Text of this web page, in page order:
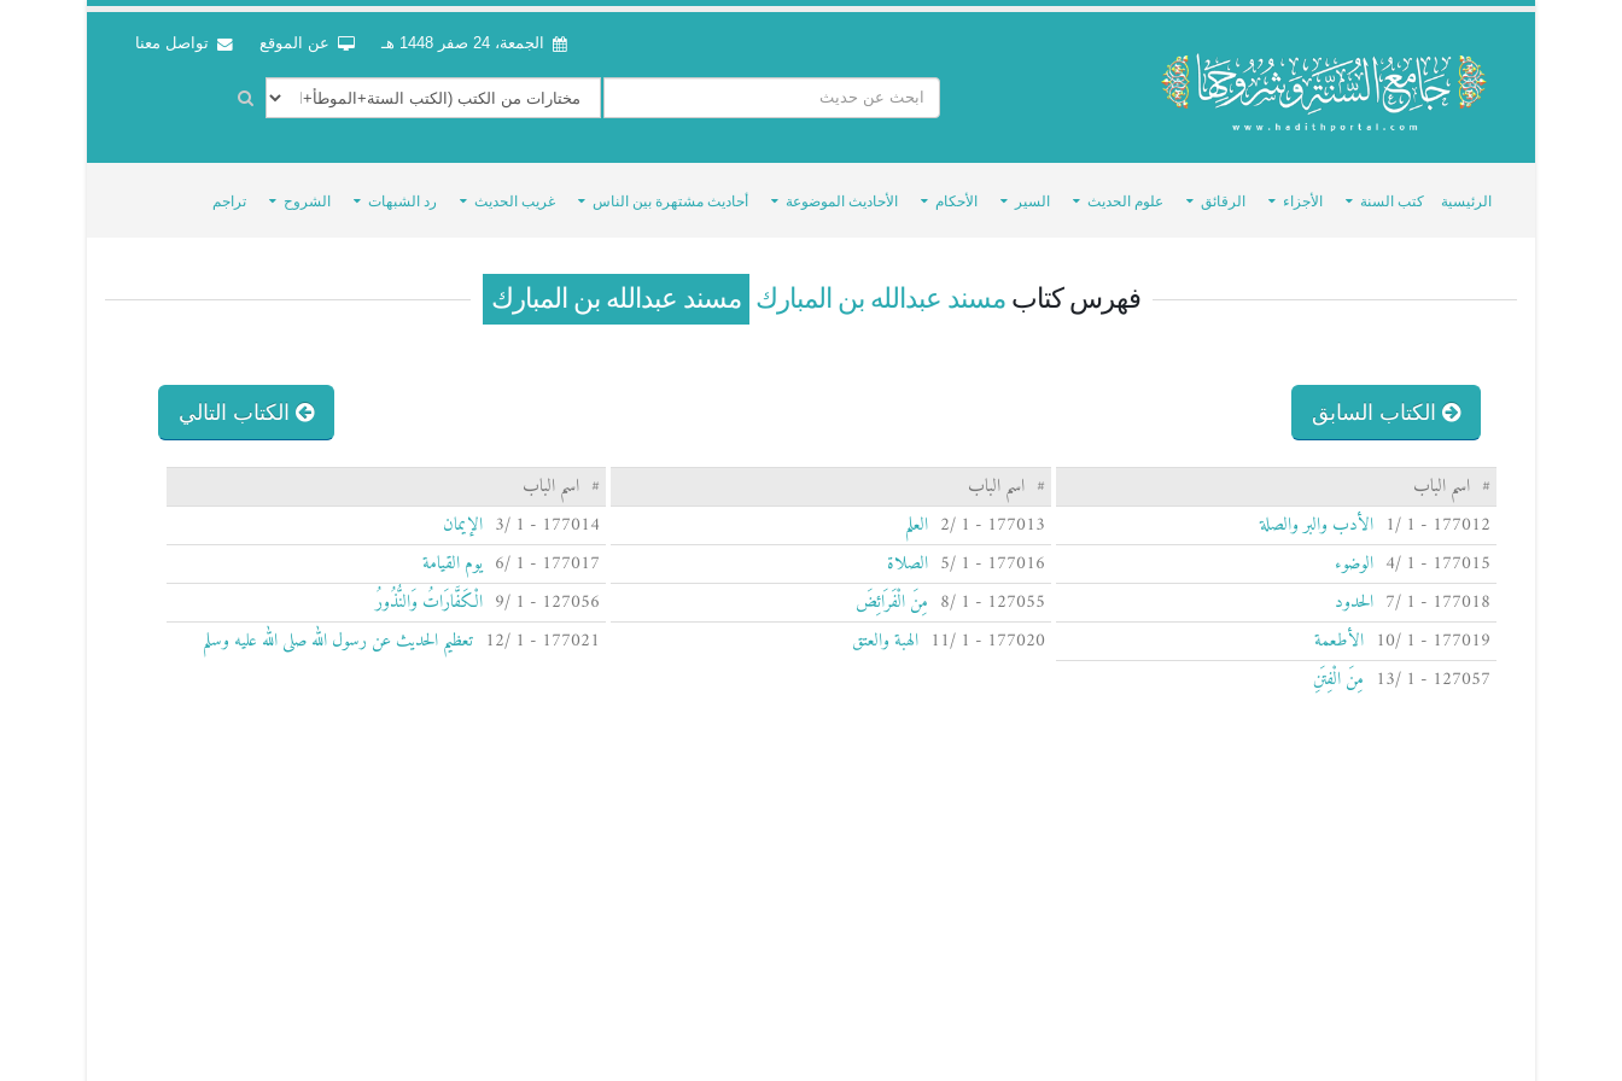
الجمعة، 24 صفر 1448 هـ عن الموقع تواصل معنا
الرئيسية كتب السنة الأجزاء الرقائق علوم الحديث السير الأحكام الأحاديث الموضوعة أحاديث مشتهرة بين الناس غريب الحديث رد الشبهات الشروح تراجم
فهرس كتابمسند عبدالله بن المبارك مسند عبدالله بن المبارك
الكتاب السابق الكتاب التالي
# اسم الباب # اسم الباب # اسم الباب
177012 - 1 /1
الأدب والبر والصلة 177013 - 1 /2 العلم 177014 - 1 /3
الإيمان
177015 - 1 /4
الوضوء 177016 - 1 /5 الصلاة 177017 - 1 /6
يوم القيامة
177018 - 1 /7
الحدود 127055 - 1 /8 مِنَ الْفَرَائِضَ 127056 - 1 /9
الْكَفَّارَاتُ وَالنُّذُورُ
177019 - 1 /10
الأطعمة 177020 - 1 /11 الهبة والعتق 177021 - 1 /12
تعظيم الحديث عن رسول الله صلى الله عليه وسلم
127057 - 1 /13
مِنَ الْفِتَنِ